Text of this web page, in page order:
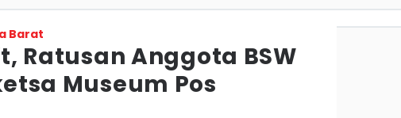
Barat
Ratusan Anggota BSW
Museum Pos